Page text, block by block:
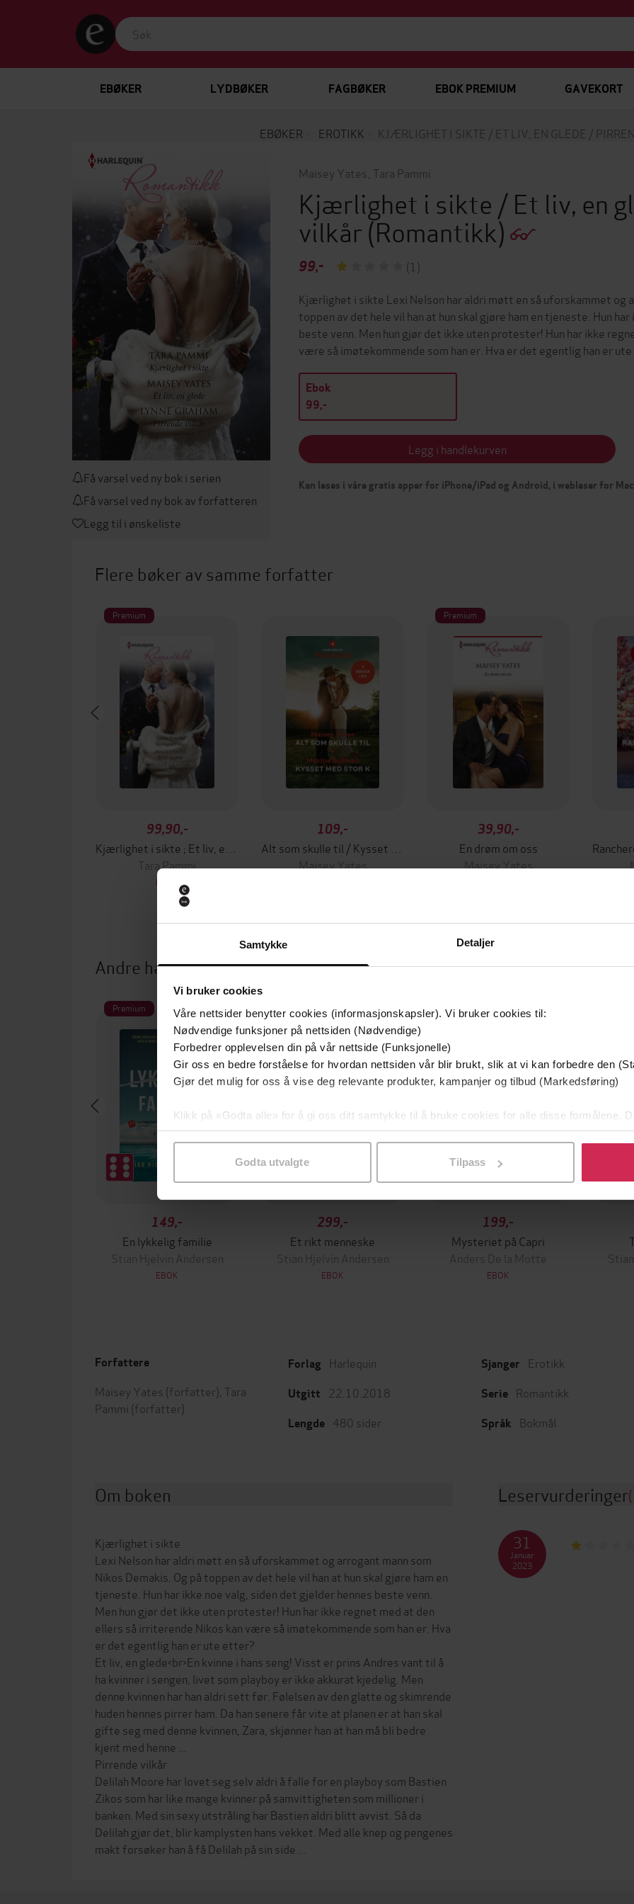
Samtykke Detaljer
Vi bruker cookies
Våre nettsider benytter cookies (informasjonskapsler). Vi bruker cookies til:
Nødvendige funksjoner på nettsiden (Nødvendige)
Forbedrer opplevelsen din på vår nettside (Funksjonelle)
Gir oss en bedre forståelse for hvordan nettsiden vår blir brukt, slik at vi kan forbedre den
Gjør det mulig for oss å vise deg relevante produkter, kampanjer og tilbud (Markedsføring)
Klikk på «Godta alle» for å gi oss ditt samtykke til å bruke cookies for alle disse formålene.
samtykke til spesifikke formål ved å klikke på «Tilpass». Du kan når som helst trekke
Godta utvalgte Tilpass
EBØKER LYDBØKER FAGBØKER EBOK PREMIUM GAVEKORT
EBØKER EROTIKK KJÆRLIGHET I SIKTE / ET LIV, EN GLEDE /
Få varsel ved ny bok i serien
Få varsel ved ny bok av forfatteren
Legg til i ønskeliste
Maisey Yates Tara Pammi
Kjærlighet i sikte / Et liv, en
vilkår(Romantikk)
99,-
(1)
Kjærlighet i sikte Lexi Nelson har aldri møtt en så uforskammet og
toppen av det hele vil han at hun skal gjøre ham en tjeneste. Hun
beste venn. Men hun gjør det ikke uten protester! Hun har ikke
være så imøtekommende som han er. Hva er det egentlig han er
Ebok
99,-
Legg i handlekurven
Kan leses i våre gratis apper for iPhone/iPad og Android, i webleser for
Flere bøker av samme forfatter
Premium
99,90,-
Tara Pammi
EBOK
109,-
Maisey Yates
Premium
39,90,-
En drøm om oss
Maisey Yates
Andre har også kjøpt
Premium
149,-
En lykkelig familie
Stian Hjelvin Andersen
EBOK
Premium
299,-
Et rikt menneske
Stian Hjelvin Andersen
EBOK
Første gang på tilbud
199,-
Mysteriet på Capri
Anders De la Motte
EBOK
Forfattere
Maisey Yates (forfatter), Tara
Pammi (forfatter)
Forlag Harlequin
Utgitt 22.10.2018
Lengde 480 sider
Sjanger Erotikk
Serie Romantikk
Språk Bokmål
Om boken
Kjærlighet i sikte
Lexi Nelson har aldri møtt en så uforskammet og arrogant mann som
Nikos Demakis. Og på toppen av det hele vil han at hun skal gjøre ham en
tjeneste. Hun har ikke noe valg, siden det gjelder hennes beste venn.
Men hun gjør det ikke uten protester! Hun har ikke regnet med at den
ellers så irriterende Nikos kan være så imøtekommende som han er. Hva
er det egentlig han er ute etter?
Et liv, en glede<br>En kvinne i hans seng! Visst er prins Andres vant til å
ha kvinner i sengen, livet som playboy er ikke akkurat kjedelig. Men
denne kvinnen har han aldri sett før. Følelsen av den glatte og skimrende
huden hennes pirrer ham. Da han senere får vite at planen er at han skal
gifte seg med denne kvinnen, Zara, skjønner han at han må bli bedre
kjent med henne ...
Pirrende vilkår
Delilah Moore har lovet seg selv aldri å falle for en playboy som Bastien
Zikos som har like mange kvinner på samvittigheten som millioner i
banken. Med sin sexy utstråling har Bastien aldri blitt avvist. Så da
Delilah gjør det, blir kamplysten hans vekket. Med alle knep og pengenes
Leservurderinger
31
Januar
2023